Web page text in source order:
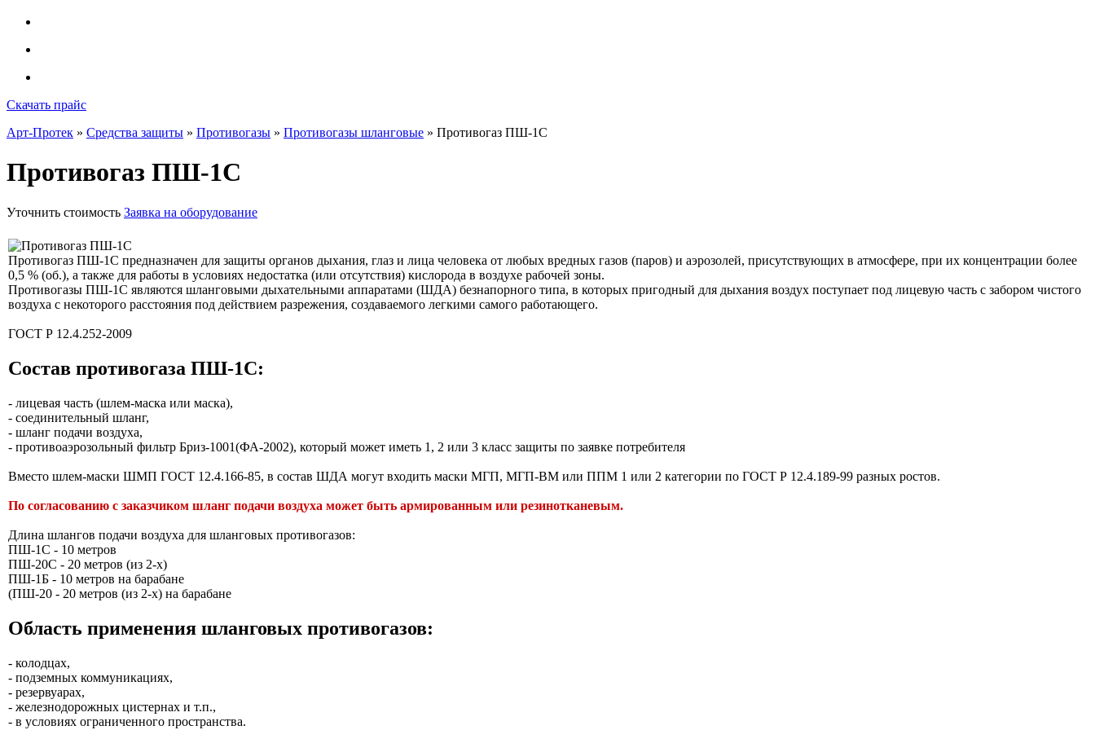
Скачать прайс
Арт-Протек » Средства защиты » Противогазы » Противогазы шланговые » Противогаз ПШ-1С
Противогаз ПШ-1С
Уточнить стоимость Заявка на оборудование
Противогаз ПШ-1С предназначен для защиты органов дыхания, глаз и лица человека от любых вредных газов (паров) и аэрозолей, присутствующих в атмосфере, при их концентрации более
0,5 % (об.), а также для работы в условиях недостатка (или отсутствия) кислорода в воздухе рабочей зоны.
Противогазы ПШ-1С являются шланговыми дыхательными аппаратами (ШДА) безнапорного типа, в которых пригодный для дыхания воздух поступает под лицевую часть с забором чистого
воздуха с некоторого расстояния под действием разрежения, создаваемого легкими самого работающего.
ГОСТ Р 12.4.252-2009
Состав противогаза ПШ-1С:
- лицевая часть (шлем-маска или маска),
- соединительный шланг,
- шланг подачи воздуха,
- противоаэрозольный фильтр Бриз-1001(ФА-2002), который может иметь 1, 2 или 3 класс защиты по заявке потребителя
Вместо шлем-маски ШМП ГОСТ 12.4.166-85, в состав ШДА могут входить маски МГП, МГП-ВМ или ППМ 1 или 2 категории по ГОСТ Р 12.4.189-99 разных ростов.
По согласованию с заказчиком шланг подачи воздуха может быть армированным или резинотканевым.
Длина шлангов подачи воздуха для шланговых противогазов:
ПШ-1С - 10 метров
ПШ-20С - 20 метров (из 2-х)
ПШ-1Б - 10 метров на барабане
(ПШ-20 - 20 метров (из 2-х) на барабане
Область применения шланговых противогазов:
- колодцах,
- подземных коммуникациях,
- резервуарах,
- железнодорожных цистернах и т.п.,
- в условиях ограниченного пространства.